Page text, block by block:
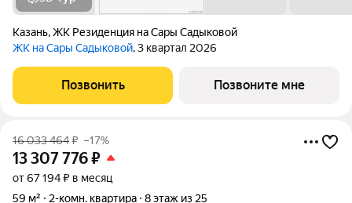
Казань,ЖК Резиденция на Сары Садыковой
ЖК на Сары Садыковой, 3 квартал 2026
Позвонить Позвоните мне
16 033 464₽ –17%
13 307 776₽
от 67 194 ₽ в месяц
59 м²
2-комн. квартира 8 этаж из 25